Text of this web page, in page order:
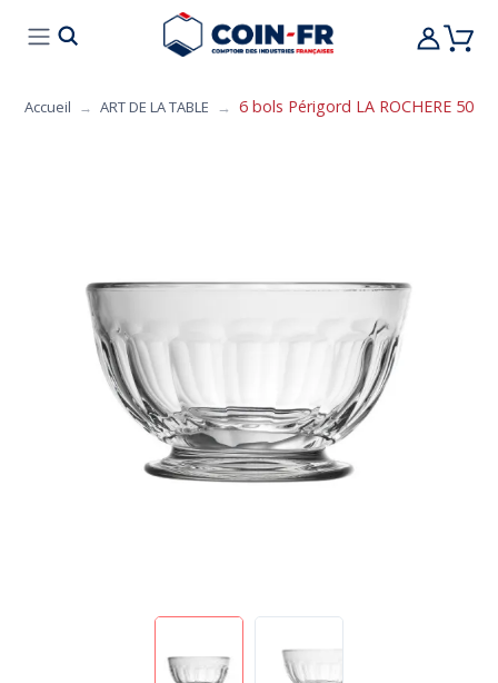
CUISINE MOBILIER
Accueil ART DE LA TABLE 6 bols Périgord LA ROCHERE 50cl